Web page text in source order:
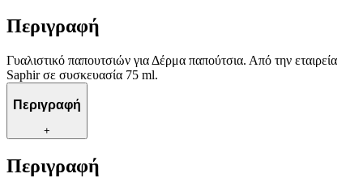
Περιγραφή
Γυαλιστικό παπουτσιών για Δέρμα παπούτσια. Από την εταιρεία
Saphir σε συσκευασία 75 ml.
Περιγραφή
+
Περιγραφή